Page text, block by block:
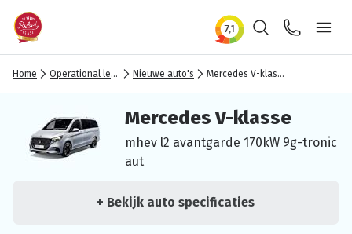
ZoekenContact
Home Operational lease Nieuwe auto's Mercedes V-klasse
Mercedes V-klasse
mhev l2 avantgarde 170kW 9g-tronic
aut
+ Bekijk auto specificaties